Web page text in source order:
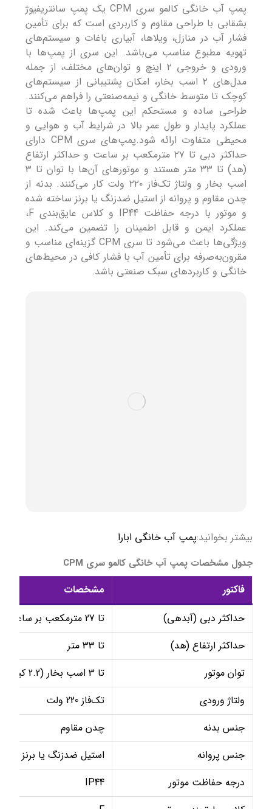
پمپ آب خانگی کالمو سری CPM یک پمپ سانتریفیوژ
بشقابی با طراحی مقاوم و کاربردی است که برای تأمین
فشار آب در منازل، ویلاها، آبیاری باغات و سیستم‌های
تهویه مطبوع مناسب می‌باشد. این سری از پمپ‌ها با
ورودی و خروجی ۲ اینچ و توان‌های مختلف، از جمله
مدل‌های ۲ اسب بخار، امکان پشتیبانی از سیستم‌های
کوچک تا متوسط خانگی و نیمه‌صنعتی را فراهم می‌کنند.
طراحی ساده و مستحکم این پمپ‌ها باعث شده تا
عملکرد پایدار و طول عمر بالا در شرایط آب و هوایی و
محیطی متفاوت ارائه شود.پمپ‌های سری CPM دارای
حداکثر دبی تا ۲۷ مترمکعب بر ساعت و حداکثر ارتفاع
(هد) تا ۳۳ متر هستند و موتورهای آن‌ها با توان تا ۳
اسب بخار و ولتاژ تک‌فاز ۲۲۰ ولت کار می‌کنند. بدنه از
چدن مقاوم و پروانه از استیل ضدزنگ یا برنز ساخته شده
و موتور با درجه حفاظت IP44 و کلاس عایق‌بندی F،
عملکرد ایمن و قابل اطمینان را تضمین می‌کند. این
ویژگی‌ها باعث می‌شود تا سری CPM گزینه‌ای مناسب و
مقرون‌به‌صرفه برای تأمین آب با فشار کافی در محیط‌های
خانگی و کاربردهای سبک صنعتی باشد.
بیشتر بخوانید:پمپ آب خانگی ابارا
جدول مشخصات پمپ آب خانگی کالمو سری CPM
فاکتور
مشخصات
حداکثر دبی (آبدهی)
تا 27 مترمکعب بر ساعت
حداکثر ارتفاع (هد)
تا 33 متر
توان موتور
تا 3 اسب بخار (2.2 کیلووات)
ولتاژ ورودی
تک‌فاز 220 ولت
جنس بدنه
چدن مقاوم
جنس پروانه
استیل ضدزنگ یا برنز
درجه حفاظت موتور
IP44